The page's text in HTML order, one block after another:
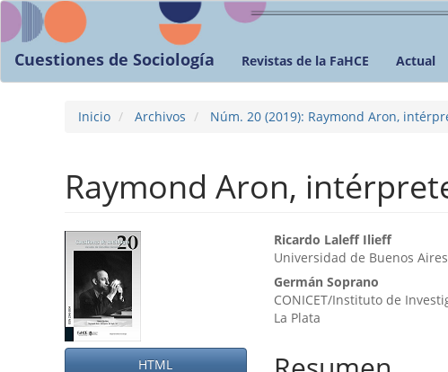
Navegación
principal
Contenido
principal
Barra
Cuestiones de Sociología Revistas de la FaHCE Actual
Inicio Archivos Núm. 20 (2019): Raymond Aron,
Raymond Aron,
Barra
lateral
del
artículo
HTML
Contenido
principal
del
artículo
Ricardo Laleﬀ Ilieﬀ
Universidad de Buenos
Germán Soprano
CONICET/Instituto de
La Plata